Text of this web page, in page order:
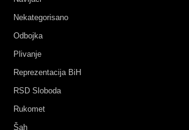
Nekategorisano
Odbojka
Plivanje
Reprezentacija BiH
RSD Sloboda
Rukomet
Šah